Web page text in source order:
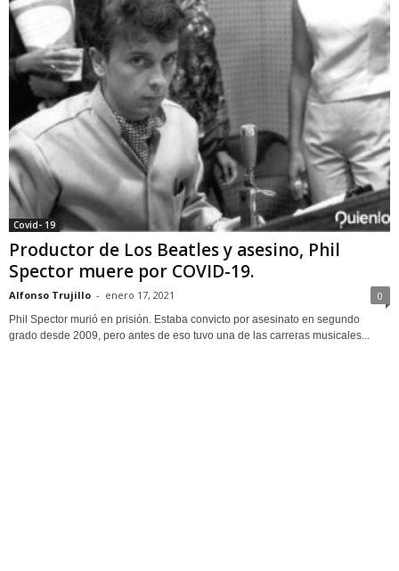
Covid- 19
Productor de Los Beatles y asesino, Phil
Spector muere por COVID-19.
Alfonso Trujillo - enero 17, 2021 0
Phil Spector murió en prisión. Estaba convicto por asesinato en segundo
grado desde 2009, pero antes de eso tuvo una de las carreras musicales...